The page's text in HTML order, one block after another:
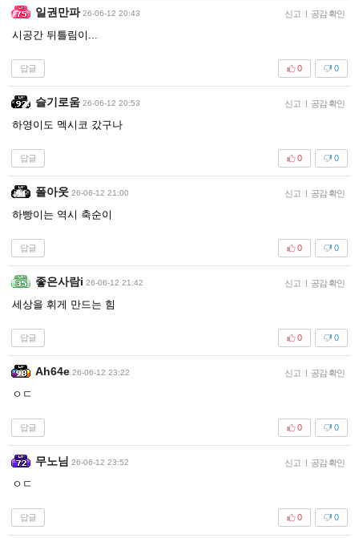
일권만파 26-06-12 20:43 신고 | 공감 확인
시공간 뒤틀림이...
답글 0
0
슬기로움 26-06-12 20:53 신고 | 공감 확인
하영이도 멕시코 갔구나
답글 0
0
폴아웃 26-06-12 21:00 신고 | 공감 확인
하빵이는 역시 축순이
답글 0
0
좋은사람i 26-06-12 21:42 신고 | 공감 확인
세상을 휘게 만드는 힘
답글 0
0
Ah64e 26-06-12 23:22 신고 | 공감 확인
ㅇㄷ
답글 0
0
무노님 26-06-12 23:52 신고 | 공감 확인
ㅇㄷ
답글 0
0